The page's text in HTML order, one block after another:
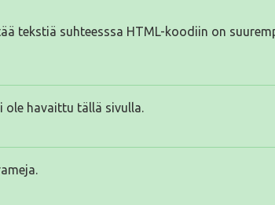
tekstiä suhteesssa HTML-koodiin on
ole havaittu tällä sivulla.